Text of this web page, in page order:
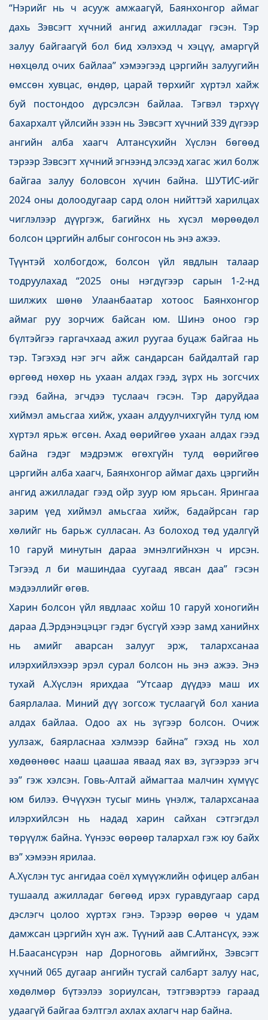
“Нэрийг нь ч асууж амжаагүй, Баянхонгор аймаг
дахь Зэвсэгт хүчний ангид ажилладаг гэсэн. Тэр
залуу байгаагүй бол бид хэлэхэд ч хэцүү, амаргүй
нөхцөлд очих байлаа” хэмээгээд цэргийн залуугийн
өмссөн хувцас, өндөр, царай төрхийг хүртэл хайж
буй постондоо дүрсэлсэн байлаа. Тэгвэл тэрхүү
бахархалт үйлсийн эзэн нь Зэвсэгт хүчний 339 дүгээр
ангийн алба хаагч Алтансүхийн Хүслэн бөгөөд
тэрээр Зэвсэгт хүчний эгнээнд элсээд хагас жил болж
байгаа залуу боловсон хүчин байна. ШУТИС-ийг
2024 оны долоодугаар сард олон нийттэй харилцах
чиглэлээр дүүргэж, багийнх нь хүсэл мөрөөдөл
болсон цэргийн албыг сонгосон нь энэ ажээ.
Түүнтэй холбогдож, болсон үйл явдлын талаар
тодруулахад “2025 оны нэгдүгээр сарын 1-2-нд
шилжих шөнө Улаанбаатар хотоос Баянхонгор
аймаг руу зорчиж байсан юм. Шинэ оноо гэр
бүлтэйгээ гаргачхаад ажил руугаа буцаж байгаа нь
тэр. Тэгэхэд нэг эгч айж сандарсан байдалтай гар
өргөөд нөхөр нь ухаан алдах гээд, зүрх нь зогсчих
гээд байна, эгчдээ туслаач гэсэн. Тэр даруйдаа
хиймэл амьсгаа хийж, ухаан алдуулчихгүйн тулд юм
хүртэл ярьж өгсөн. Ахад өөрийгөө ухаан алдах гээд
байна гэдэг мэдрэмж өгөхгүйн тулд өөрийгөө
цэргийн алба хаагч, Баянхонгор аймаг дахь цэргийн
ангид ажилладаг гээд ойр зуур юм ярьсан. Ярингаа
зарим үед хиймэл амьсгаа хийж, бадайрсан гар
хөлийг нь барьж сулласан. Аз болоход төд удалгүй
10 гаруй минутын дараа эмнэлгийнхэн ч ирсэн.
Тэгээд л би машиндаа суугаад явсан даа” гэсэн
мэдээллийг өгөв.
Харин болсон үйл явдлаас хойш 10 гаруй хоногийн
дараа Д.Эрдэнэцэцэг гэдэг бүсгүй хээр замд ханийнх
нь амийг аварсан залууг эрж, талархсанаа
илэрхийлэхээр эрэл сурал болсон нь энэ ажээ. Энэ
тухай А.Хүслэн ярихдаа “Утсаар дүүдээ маш их
баярлалаа. Миний дүү зогсож туслаагүй бол ханиа
алдах байлаа. Одоо ах нь зүгээр болсон. Очиж
уулзаж, баярласнаа хэлмээр байна” гэхэд нь хол
хөдөөнөөс нааш цаашаа яваад яах вэ, зүгээрээ эгч
ээ” гэж хэлсэн. Говь-Алтай аймагтаа малчин хүмүүс
юм билээ. Өчүүхэн тусыг минь үнэлж, талархсанаа
илэрхийлсэн нь надад харин сайхан сэтгэгдэл
төрүүлж байна. Үүнээс өөрөөр талархал гэж юу байх
вэ” хэмээн ярилаа.
А.Хүслэн тус ангидаа соёл хүмүүжлийн офицер албан
тушаалд ажилладаг бөгөөд ирэх гуравдугаар сард
дэслэгч цолоо хүртэх гэнэ. Тэрээр өөрөө ч удам
дамжсан цэргийн хүн аж. Түүний аав С.Алтансүх, ээж
Н.Баасансүрэн нар Дорноговь аймгийнх, Зэвсэгт
хүчний 065 дугаар ангийн тусгай салбарт залуу нас,
хөдөлмөр бүтээлээ зориулсан, тэтгэвэртээ гараад
удаагүй байгаа бэлтгэл ахлах ахлагч нар байна.